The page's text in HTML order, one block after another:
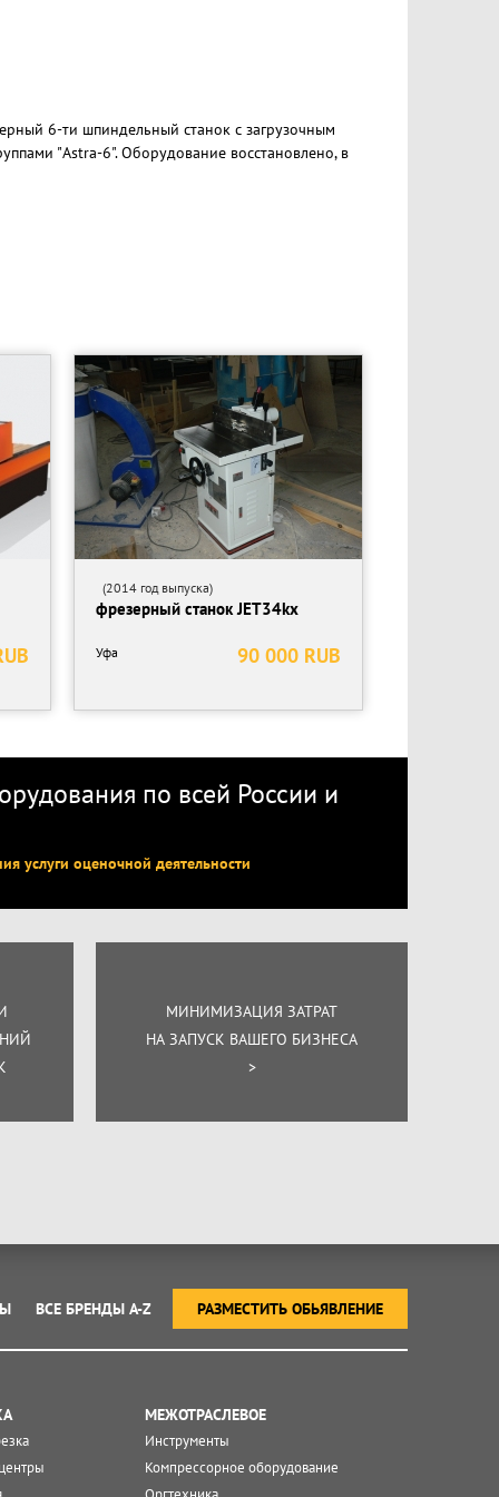
6-ти шпиндельный станок с загрузочным
"Astra-6". Оборудование восстановлено, в
(2014 год выпуска)
фрезерный станок JET34kx
90 000 RUB
Уфа
по всей России и
услуги оценочной деятельности
МИНИМИЗАЦИЯ ЗАТРАТ
НА ЗАПУСК ВАШЕГО БИЗНЕСА
>
РАЗМЕСТИТЬ ОБЬЯВЛЕНИЕ
ВСЕ БРЕНДЫ A-Z
МЕЖОТРАСЛЕВОЕ
Инструменты
Компрессорное оборудование